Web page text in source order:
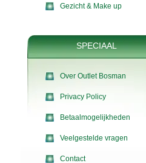
Gezicht & Make up
SPECIAAL
Over Outlet Bosman
Privacy Policy
Betaalmogelijkheden
Veelgestelde vragen
Contact